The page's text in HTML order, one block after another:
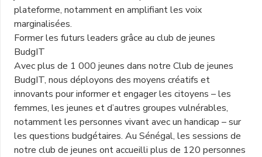
plateforme, notamment en amplifiant les voix
marginalisées.
Former les futurs leaders grâce au club de jeunes
BudgIT
Avec plus de 1 000 jeunes dans notre Club de jeunes
BudgIT, nous déployons des moyens créatifs et
innovants pour informer et engager les citoyens – les
femmes, les jeunes et d’autres groupes vulnérables,
notamment les personnes vivant avec un handicap – sur
les questions budgétaires. Au Sénégal, les sessions de
notre club de jeunes ont accueilli plus de 120 personnes